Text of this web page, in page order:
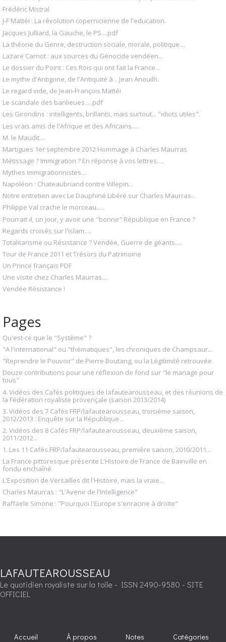
Frédéric Mistral
J-F Mattéi : La révolution copernicienne de l'education.
Jacques Julliard, la Gauche, le PS....pdf
La théorie du Genre, destruction sociale, morale, politique....
Lazare Carnot : aux sources du Génocide vendéen...
Le dossier du Point : Ces Rois qui ont fait la France...
Le mythe d'Antigone, de l'Antiquité à... Jean Anouilh.
Le regard vide, de Jean-François Mattéi
Le scandale des banlieues.....pdf
Les Girondins : intelligents, brillants, mais surtout... "idiots utiles".
Les vrais amis de l'Afrique et des Africains.....
M. le Maudit....
Martigues 1er septembre 2012 Hommage à Charles Maurras
Métissage ? Immigration ? En réponse à vos lettres.....
Mythes immigrationnistes....
Napoléon : Chateaubriand contre Villepin...
Notre entretien avec Le Dauphiné Libéré sur Charles Maurras...
Philippe Val crache le morceau.....
Pourrait-il, un jour, y avoir une "bonne" République en France ?
Regards croisés sur l'Islam.....
Totalitarisme ou Résistance ? Vendée, Guerre de géants.....
Tour de France 2011 et Trésors du Patrimoine
Un Prince français PDF
Une visite chez Charles Maurras....
Vendée Résistance !
Pages
Qu'est-ce que le "Système" ?
"A l'international" ou "thématiques", les chroniques de Champsaur...
"Reprendre le Pouvoir" de Pierre Boutang, ou la Légitimité retrouvée
Douze contributions pour une réflexion de fond sur "le mariage pour
tous"
4. Vidéos des Cafés politiques de lafautearousseau, et des réunions de
la Fédération royaliste provençale (saison 2013/2014)
3. Vidéos des 7 Cafés FRP/lafautearousseau, troisième saison,
2012/2013 : Enquête sur la République...
2. Vidéos des 8 Cafés FRP/lafautearousseau, deuxième saison,
2011/2012...
1. Les 11 Cafés FRP/lafautearousseau, première saison, 2010/2011...
La France pittoresque présente L'Histoire de France de Bainville en
fondu enchaîné
L'Exposition de Versailles dit l'Histoire, mais la vraie...
Charles Maurras : "L'Avenir de l'Intelligence"
Raffaele Simone : "Pourquoi l'Europe s'enracine à droite"
LAFAUTEAROUSSEAU
Le quotidien royaliste sur la toile - ISSN 2490-9580 - SITE
OFFICIEL
Accueil À propos Notes Catégories